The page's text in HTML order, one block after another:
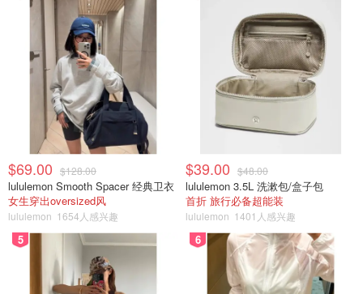
危！加拿大BMO将关闭汽车贷款业
务，导致大裁员！
OOliviaZZ 3948
突发！多伦多两所学校因匿名威胁而
被封锁！
1152
$69.00 $128.00
lululemon Smooth Spacer 经典卫衣
女生穿出oversized风
lululemon 1654人感兴趣
$39.00 $48.00
lululemon 3.5L 洗漱包/盒子包
首折 旅行必备超能装
lululemon 1401人感兴趣
5 6